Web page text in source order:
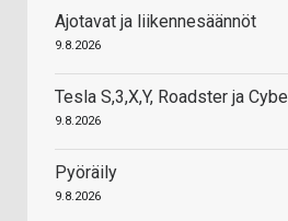
Ajotavat ja liikennesäännöt
9.8.2026
Tesla S,3,X,Y, Roadster ja
9.8.2026
Pyöräily
9.8.2026